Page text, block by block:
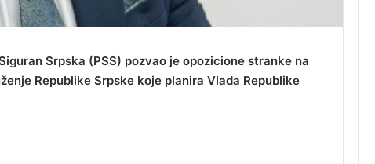
Srpska (PSS) pozvao je opozicione stranke na
Republike Srpske koje planira Vlada Republike